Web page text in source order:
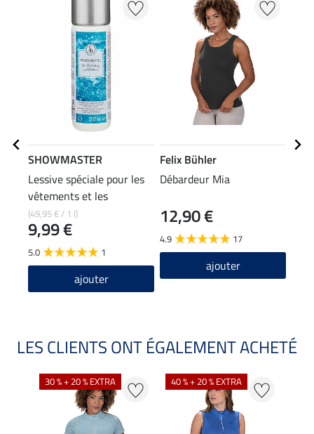
SHOWMASTER
Lessive spéciale pour les
vêtements et les
pantalons d'équitation
(49,95 € / 1 l)
9,99 €
5.0 1
ajouter
Felix Bühler
Débardeur Mia
12,90 €
4.9 17
ajouter
LES CLIENTS ONT ÉGALEMENT ACHETÉ
30 % + 20 % EXTRA 40 % + 20 % EXTRA